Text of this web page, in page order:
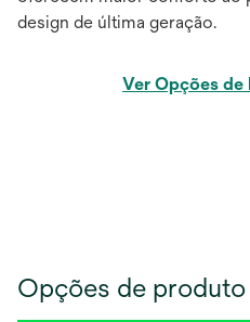
design de última geração.
Ver Opções de
Opções de produto